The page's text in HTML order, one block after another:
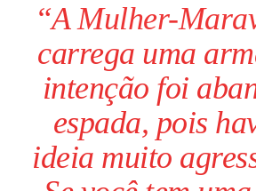
“AMulher-
carrega uma
intenção foi
espada, pois
ideia muito